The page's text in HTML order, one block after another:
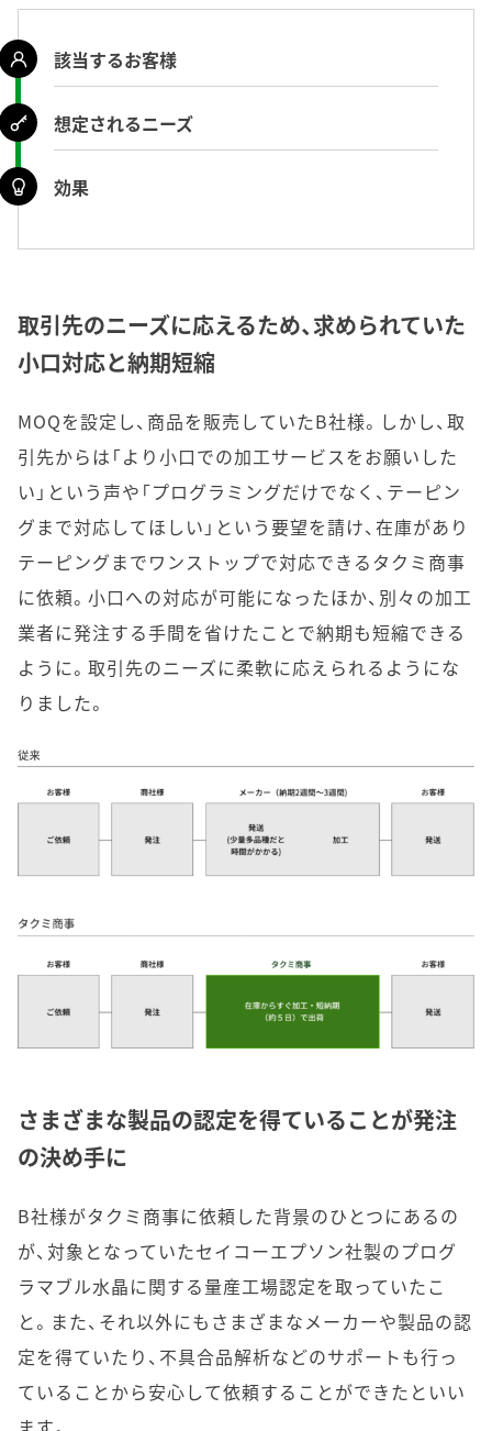
該当するお客様
想定されるニーズ
効果
取引先のニーズに応えるため、求められていた
小口対応と納期短縮
MOQを設定し、商品を販売していたB社様。しかし、取
引先からは「より小口での加工サービスをお願いした
い」という声や「プログラミングだけでなく、テーピン
グまで対応してほしい」という要望を請け、在庫があり
テーピングまでワンストップで対応できるタクミ商事
に依頼。小口への対応が可能になったほか、別々の加工
業者に発注する手間を省けたことで納期も短縮できる
ように。取引先のニーズに柔軟に応えられるようにな
りました。
さまざまな製品の認定を得ていることが発注
の決め手に
B社様がタクミ商事に依頼した背景のひとつにあるの
が、対象となっていたセイコーエプソン社製のプログ
ラマブル水晶に関する量産工場認定を取っていたこ
と。また、それ以外にもさまざまなメーカーや製品の認
定を得ていたり、不具合品解析などのサポートも行っ
ていることから安心して依頼することができたといい